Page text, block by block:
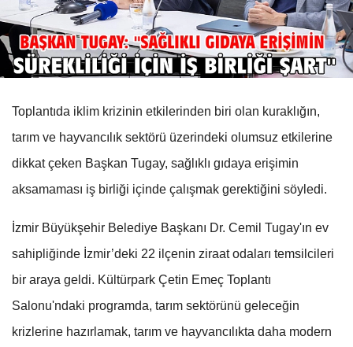
Toplantıda iklim krizinin etkilerinden biri olan kuraklığın,
tarım ve hayvancılık sektörü üzerindeki olumsuz etkilerine
dikkat çeken Başkan Tugay, sağlıklı gıdaya erişimin
aksamaması iş birliği içinde çalışmak gerektiğini söyledi.
İzmir Büyükşehir Belediye Başkanı Dr. Cemil Tugay'ın ev
sahipliğinde İzmir’deki 22 ilçenin ziraat odaları temsilcileri
bir araya geldi. Kültürpark Çetin Emeç Toplantı
Salonu'ndaki programda, tarım sektörünü geleceğin
krizlerine hazırlamak, tarım ve hayvancılıkta daha modern